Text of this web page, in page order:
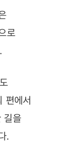
로
편에서
길을
.